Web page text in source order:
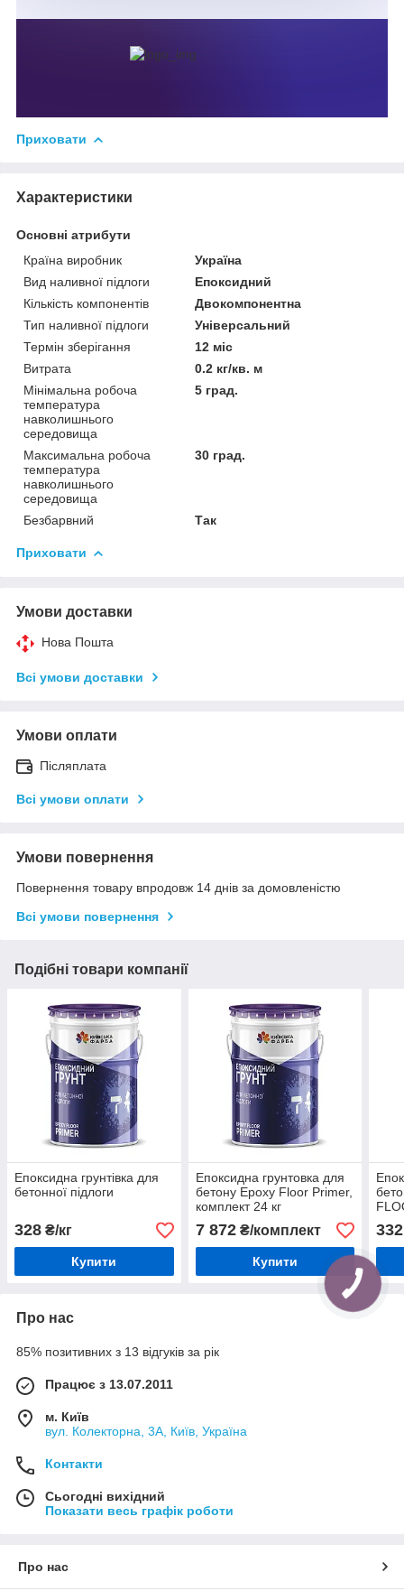
Приховати
Характеристики
Основні атрибути
Країна виробник
Україна
Вид наливної підлоги
Епоксидний
Кількість компонентів
Двокомпонентна
Тип наливної підлоги
Універсальний
Термін зберігання
12 міс
Витрата
0.2 кг/кв. м
Мінімальна робоча
температура
навколишнього
середовища
5 град.
Максимальна робоча
температура
навколишнього
середовища
30 град.
Безбарвний Так
Приховати
Умови доставки
Нова Пошта
Всі умови доставки
Умови оплати
Післяплата
Всі умови оплати
Умови повернення
Повернення товару впродовж 14 днів за домовленістю
Всі умови повернення
Подібні товари компанії
Епоксидна грунтівка для
бетонної підлоги
328 ₴/кг
Купити
Епоксидна грунтовка для
бетону Epoxy Floor Primer,
комплект 24 кг
7 872₴/комплект
Купити
332
Про нас
85% позитивних з 13 відгуків за рік
Працює з 13.07.2011
м. Київ
вул. Колекторна, 3А, Київ, Україна
Контакти
Сьогодні вихідний
Показати весь графік роботи
Про нас